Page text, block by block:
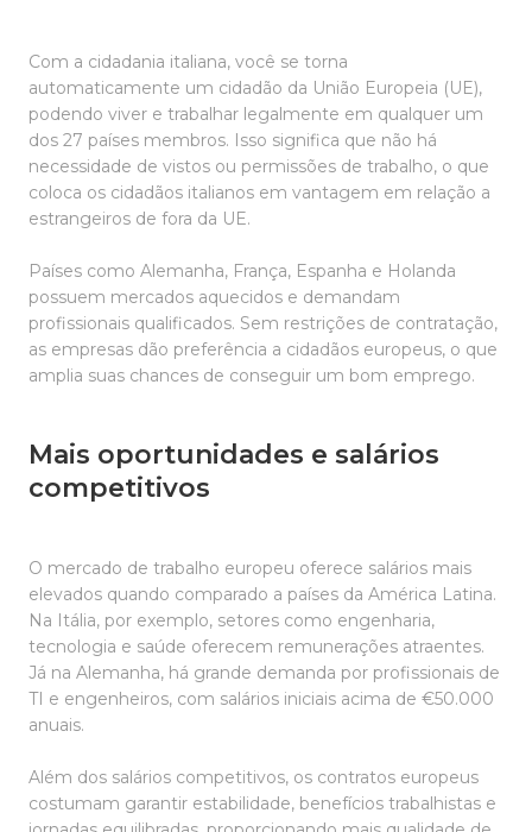
Com a cidadania italiana, você se torna
automaticamente um cidadão da União Europeia (UE),
podendo viver e trabalhar legalmente em qualquer um
dos 27 países membros. Isso significa que não há
necessidade de vistos ou permissões de trabalho, o que
coloca os cidadãos italianos em vantagem em relação a
estrangeiros de fora da UE.
Países como Alemanha, França, Espanha e Holanda
possuem mercados aquecidos e demandam
profissionais qualificados. Sem restrições de contratação,
as empresas dão preferência a cidadãos europeus, o que
amplia suas chances de conseguir um bom emprego.
Mais oportunidades e salários
competitivos
O mercado de trabalho europeu oferece salários mais
elevados quando comparado a países da América Latina.
Na Itália, por exemplo, setores como engenharia,
tecnologia e saúde oferecem remunerações atraentes.
Já na Alemanha, há grande demanda por profissionais de
TI e engenheiros, com salários iniciais acima de €50.000
anuais.
Além dos salários competitivos, os contratos europeus
costumam garantir estabilidade, benefícios trabalhistas e